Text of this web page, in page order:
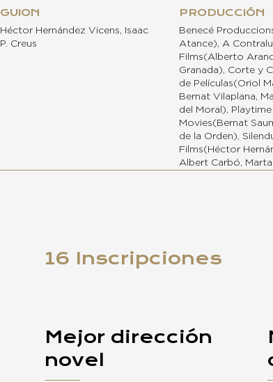
GUION
Héctor Hernández Vicens, Isaac
P. Creus
PRODUCCIÓN
Benecé
Atance), A
Films(Alberto
Granada), Corte y
de Películas(Oriol
Bernat Vilaplana,
del Moral), Playtime
Movies(Bernat
de la Orden),
Films(Héctor
Albert Carbó,
16 Inscripciones
Mejor dirección
novel